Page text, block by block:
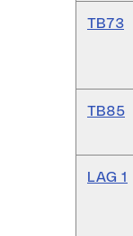
TB73
TB85
LAG 1